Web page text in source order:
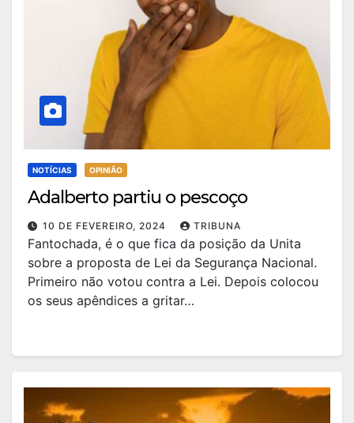
NOTÍCIAS OPINIÃO
Adalberto partiu o pescoço
10 DE FEVEREIRO, 2024 TRIBUNA
Fantochada, é o que fica da posição da Unita
sobre a proposta de Lei da Segurança Nacional.
Primeiro não votou contra a Lei. Depois colocou
os seus apêndices a gritar…